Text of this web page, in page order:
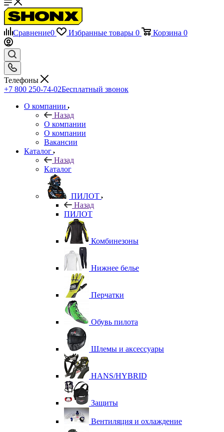
Сравнение0 Избранные товары 0 Корзина 0
Телефоны
+7 800 250-74-02Бесплатный звонок
О компании
Назад
О компании
О компании
Вакансии
Каталог
Назад
Каталог
ПИЛОТ
Назад
ПИЛОТ
Комбинезоны
Нижнее белье
Перчатки
Обувь пилота
Шлемы и аксессуары
HANS/HYBRID
Защиты
Вентиляция и охлаждение